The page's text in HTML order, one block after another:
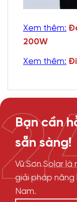
Xem thêm:
200W
Xem thêm:
Bạn cần
sẵn sàng!
Vũ Sơn Solar
giải pháp năng
Nam.